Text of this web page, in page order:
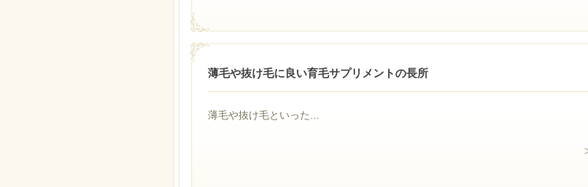
薄毛や抜け毛に良い育毛サプリメントの長所
薄毛や抜け毛といった...